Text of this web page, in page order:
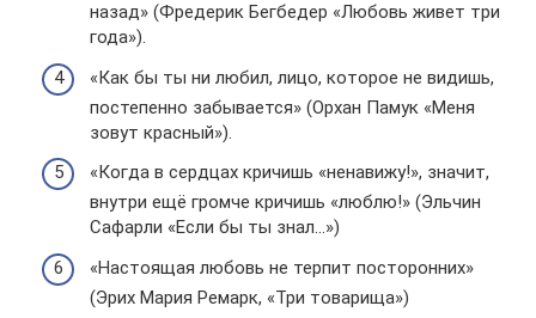
назад» (Фредерик Бегбедер «Любовь живет три
года»).
«Как бы ты ни любил, лицо, которое не видишь,
постепенно забывается» (Орхан Памук «Меня
зовут красный»).
«Когда в сердцах кричишь «ненавижу!», значит,
внутри ещё громче кричишь «люблю!» (Эльчин
Сафарли «Если бы ты знал…»)
«Настоящая любовь не терпит посторонних»
(Эрих Мария Ремарк, «Три товарища»)